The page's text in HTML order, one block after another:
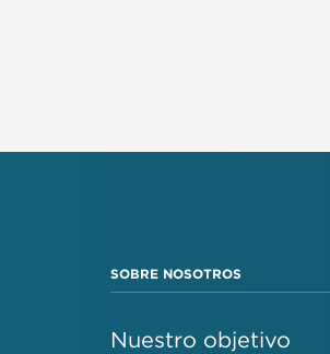
SOBRE NOSOTROS
Nuestro objetivo